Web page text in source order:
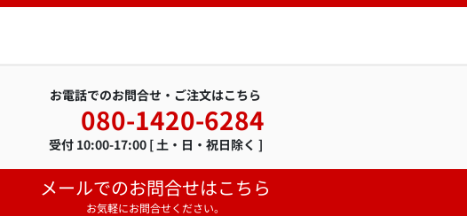
お電話でのお問合せ・ご注文はこちら
080-1420-6284
受付 10:00-17:00 [ 土・日・祝日除く ]
メールでのお問合せはこちら
お気軽にお問合せください。